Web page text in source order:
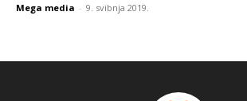
Mega media - 9. svibnja 2019.